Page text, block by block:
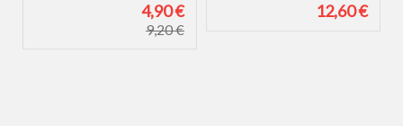
4,90 €
9,20 €
12,60 €